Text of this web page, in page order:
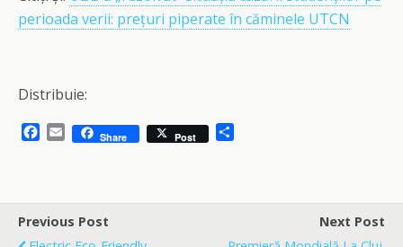
perioada verii: prețuri piperate în căminele UTCN
Distribuie:
b
o
o
E
l
Share Post
e
Previous Post
Next Post